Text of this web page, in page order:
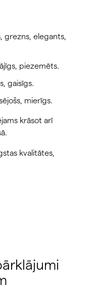
grezns, elegants,
piezemēts.
gaisīgs.
mierīgs.
krāsot arī
kvalitātes,